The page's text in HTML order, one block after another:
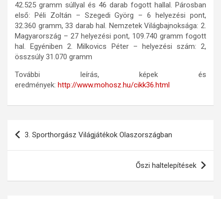
42.525 gramm súllyal és 46 darab fogott hallal. Párosban
első: Péli Zoltán – Szegedi Györg – 6 helyezési pont,
32.360 gramm, 33 darab hal. Nemzetek Világbajnoksága: 2.
Magyarország – 27 helyezési pont, 109.740 gramm fogott
hal. Egyéniben 2. Milkovics Péter – helyezési szám: 2,
összsúly 31.070 gramm
További leírás, képek és
eredmények: http://www.mohosz.hu/cikk36.html
Bejegyzés
navigáció
3. Sporthorgász Világjátékok Olaszországban
Őszi haltelepítések